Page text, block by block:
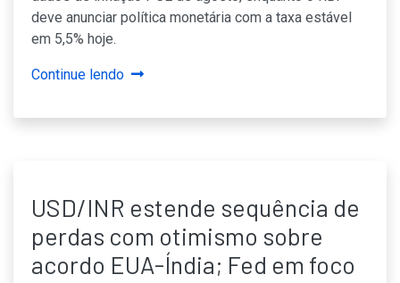
deve anunciar política monetária com a taxa estável
em 5,5% hoje.
Continue lendo
USD/INR estende sequência de
perdas com otimismo sobre
acordo EUA-Índia; Fed em foco